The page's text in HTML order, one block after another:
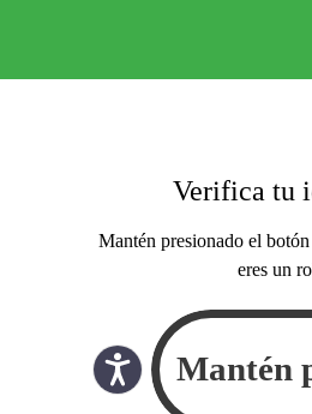
Verifica tu
Mantén presionado el
eres un